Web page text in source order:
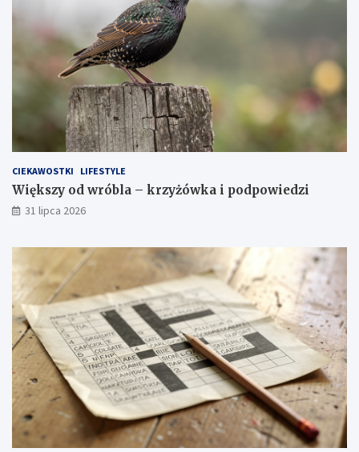
CIEKAWOSTKI LIFESTYLE
Większy od wróbla – krzyżówka i podpowiedzi
31 lipca 2026